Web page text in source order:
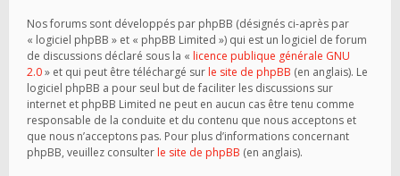
Nos forums sont développés par phpBB (désignés ci-après par
« logiciel phpBB » et « phpBB Limited ») qui est un logiciel de forum
de discussions déclaré sous la « licence publique générale GNU
2.0» et qui peut être téléchargé sur le site de phpBB (en anglais). Le
logiciel phpBB a pour seul but de faciliter les discussions sur
internet et phpBB Limited ne peut en aucun cas être tenu comme
responsable de la conduite et du contenu que nous acceptons et
que nous n’acceptons pas. Pour plus d’informations concernant
phpBB, veuillez consulter le site de phpBB (en anglais).